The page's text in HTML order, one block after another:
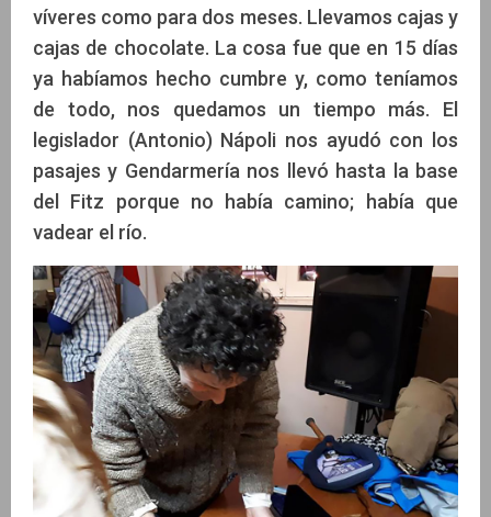
víveres como para dos meses. Llevamos cajas y
cajas de chocolate. La cosa fue que en 15 días
ya habíamos hecho cumbre y, como teníamos
de todo, nos quedamos un tiempo más. El
legislador (Antonio) Nápoli nos ayudó con los
pasajes y Gendarmería nos llevó hasta la base
del Fitz porque no había camino; había que
vadear el río.